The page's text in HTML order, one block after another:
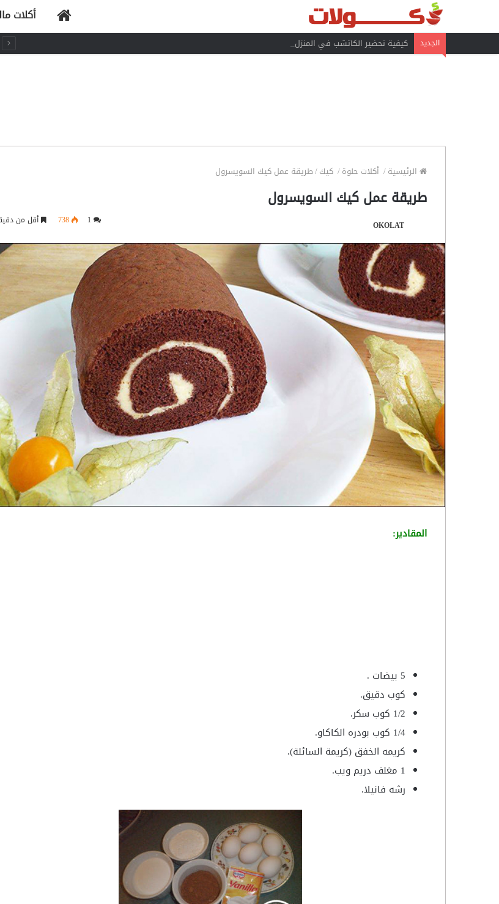
الرئيسية
أكلات
الجديد كيفية تحضير الكاتشب في المنزل
الرئيسية/ أكلات حلوة/ كيك/طريقة عمل كيك السويسرول
طريقة عمل كيك السويسرول
OKOLAT
738 أقل من
المقادير:
5 بيضات .
كوب دقيق.
1/2 كوب سكر.
1/4 كوب بودره الكاكاو.
كريمه الخفق (كريمة السائلة).
1 مغلف دريم ويب.
رشه فانيلا.